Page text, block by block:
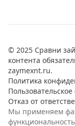
© 2025 Сравни
контента
zaymexnt.ru.
Политика
Отказ от
Мы применяем